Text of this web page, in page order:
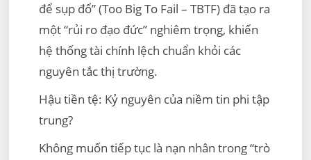
để sụp đổ” (Too Big To Fail – TBTF) đã tạo ra
một “rủi ro đạo đức” nghiêm trọng, khiến
hệ thống tài chính lệch chuẩn khỏi các
nguyên tắc thị trường.
Hậu tiền tệ: Kỷ nguyên của niềm tin phi tập
trung?
Không muốn tiếp tục là nạn nhân trong “trò